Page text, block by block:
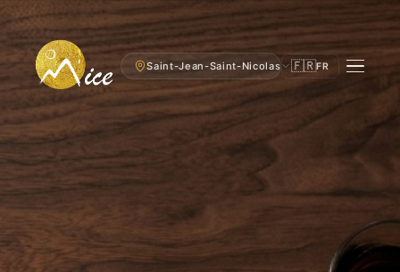
Saint-Jean-Saint-Nicolas 🇫🇷FR